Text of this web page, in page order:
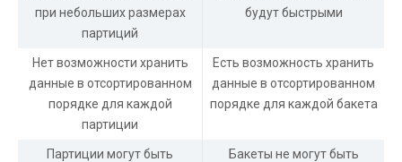
при небольших размерах
партиций
будут быстрыми
Нет возможности хранить
данные в отсортированном
порядке для каждой
партиции
Есть возможность хранить
данные в отсортированном
порядке для каждой бакета
Партиции могут быть
Бакеты не могут быть